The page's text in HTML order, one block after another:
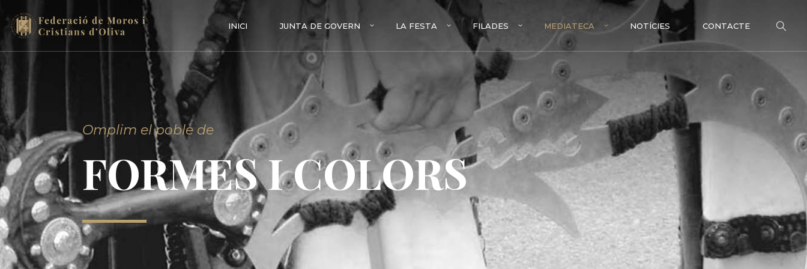
INICI JUNTA DE GOVERN LA FESTA FILADES MEDIATECA NOTÍCIES CONTACTE
Omplim el poble de
FORMES I COLORS